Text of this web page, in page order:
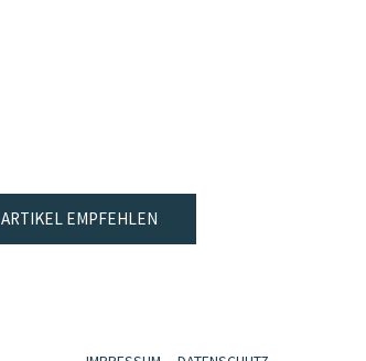
ARTIKEL EMPFEHLEN